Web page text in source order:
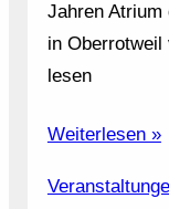
Jahren Atrium
in Oberrotweil
lesen
Weiterlesen »